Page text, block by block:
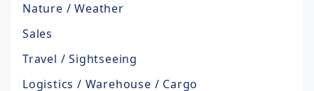
Nature / Weather
Sales
Travel / Sightseeing
Logistics / Warehouse / Cargo